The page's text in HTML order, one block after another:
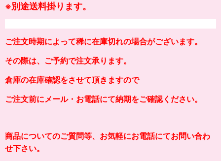
※別途送料掛ります。
ご注文時期によって稀に在庫切れの場合がございます。
その際は、ご予約で注文承ります。
倉庫の在庫確認をさせて頂きますので
ご注文前にメール・お電話にて納期をご確認ください。
商品についてのご質問等、お気軽にお電話にてお問い合わ
せ下さい。